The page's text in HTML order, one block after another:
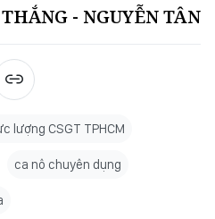
- NGUYỄN TÂN
lượng CSGT TPHCM
ca nô chuyên dụng